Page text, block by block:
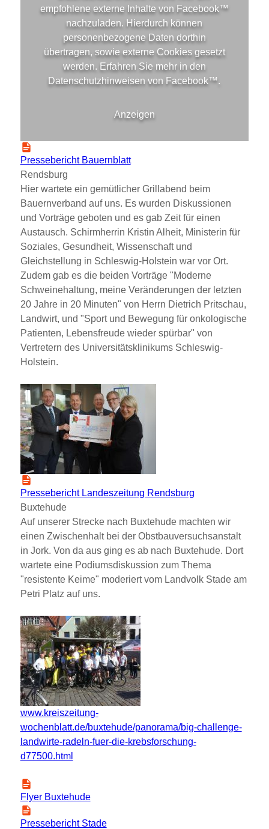
empfohlene externe Inhalte von Facebook™
nachzuladen. Hierdurch können
personenbezogene Daten dorthin
übertragen, sowie externe Cookies gesetzt
werden. Erfahren Sie mehr in den
Datenschutzhinweisen von Facebook™.
Anzeigen
Pressebericht Bauernblatt
Rendsburg
Hier wartete ein gemütlicher Grillabend beim
Bauernverband auf uns. Es wurden Diskussionen
und Vorträge geboten und es gab Zeit für einen
Austausch. Schirmherrin Kristin Alheit, Ministerin für
Soziales, Gesundheit, Wissenschaft und
Gleichstellung in Schleswig-Holstein war vor Ort.
Zudem gab es die beiden Vorträge
Moderne
Schweinehaltung, meine Veränderungen der letzten
20 Jahre in 20 Minuten
von Herrn Dietrich Pritschau,
Landwirt, und
Sport und Bewegung für onkologische
Patienten, Lebensfreude wieder spürbar
von
Vertretern des Universitätsklinikums Schleswig-
Holstein.
Pressebericht Landeszeitung Rendsburg
Buxtehude
Auf unserer Strecke nach Buxtehude machten wir
einen Zwischenhalt bei der Obstbauversuchsanstalt
in Jork. Von da aus ging es ab nach Buxtehude. Dort
wartete eine Podiumsdiskussion zum Thema
resistente Keime
moderiert vom Landvolk Stade am
Petri Platz auf uns.
www.kreiszeitung-
wochenblatt.de/buxtehude/panorama/big-challenge-
landwirte-radeln-fuer-die-krebsforschung-
d77500.html
Flyer Buxtehude
Pressebericht Stade